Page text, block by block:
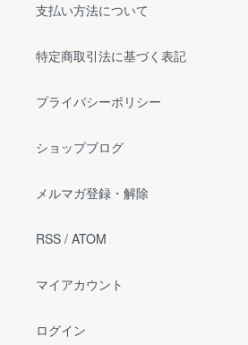
支払い方法について
特定商取引法に基づく表記
プライバシーポリシー
ショップブログ
メルマガ登録・解除
RSS / ATOM
マイアカウント
ログイン